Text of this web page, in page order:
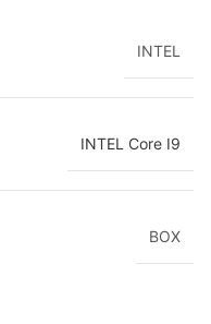
INTEL
INTEL Core I9
BOX